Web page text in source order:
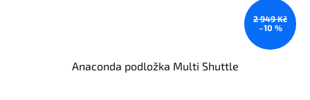
2 949 Kč
–10 %
Anaconda podložka Multi Shuttle